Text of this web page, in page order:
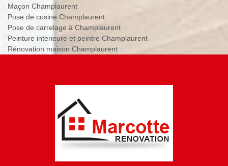
Maçon Champlaurent
Pose de cusine Champlaurent
Pose de carrelage à Champlaurent
Peinture interieure et peintre Champlaurent
Rénovation maison Champlaurent